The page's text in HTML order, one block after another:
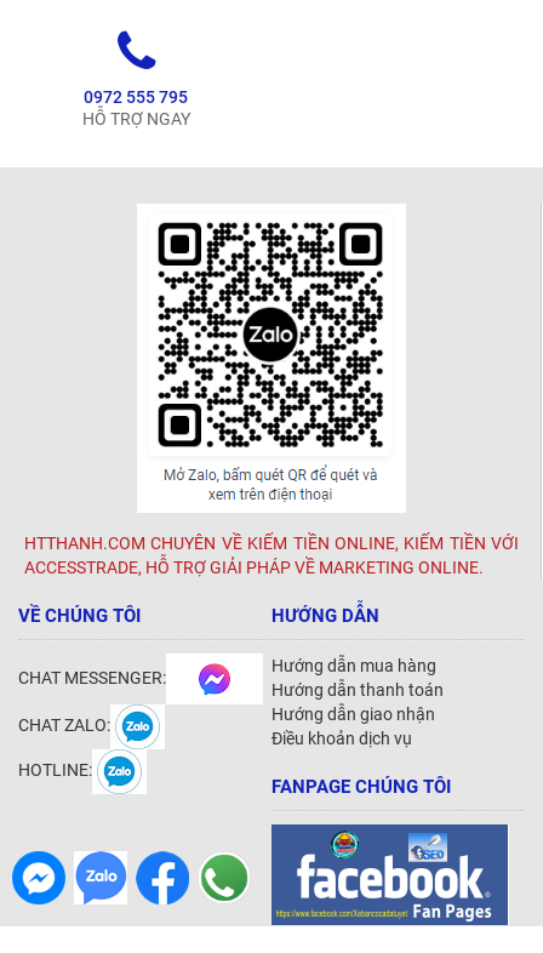
0972 555 795
HỖ TRỢ NGAY
HTTHANH.COM CHUYÊN VỀ KIẾM TIỀN ONLINE, KIẾM TIỀN VỚI
ACCESSTRADE, HỖ TRỢ GIẢI PHÁP VỀ MARKETING ONLINE.
VỀ CHÚNG TÔI
CHAT MESSENGER:
CHAT ZALO:
HOTLINE:
HƯỚNG DẪN
Hướng dẫn mua hàng
Hướng dẫn thanh toán
Hướng dẫn giao nhận
Điều khoản dịch vụ
FANPAGE CHÚNG TÔI